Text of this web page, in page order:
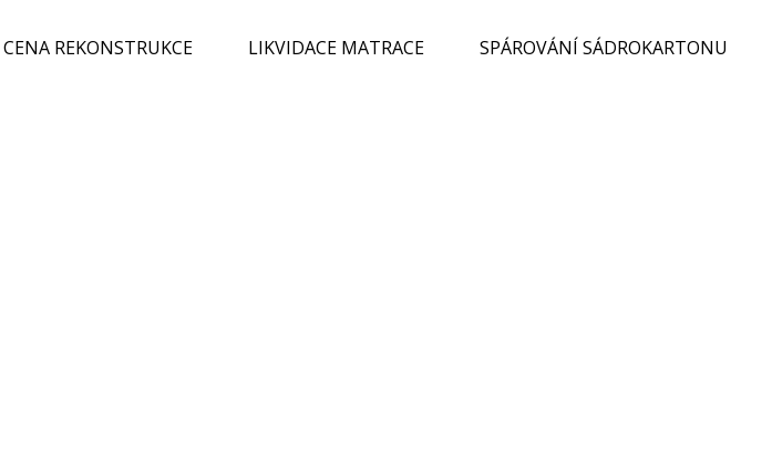
CENA REKONSTRUKCE LIKVIDACE MATRACE SPÁROVÁNÍ SÁDROKARTONU